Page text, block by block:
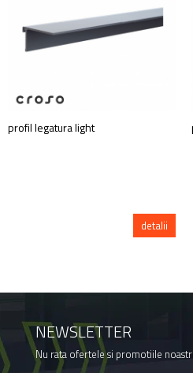
profil legatura light
detalii
NEWSLETTER
Nu rata ofertele si promotiile